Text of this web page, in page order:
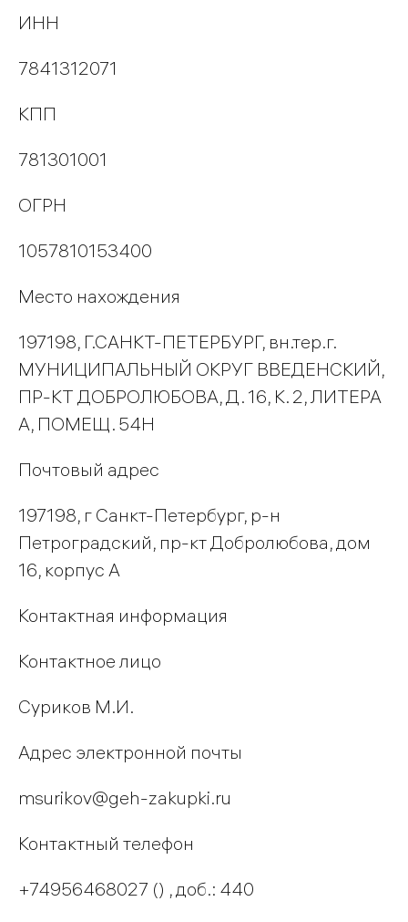
ИНН
7841312071
КПП
781301001
ОГРН
1057810153400
Место нахождения
197198, Г.САНКТ-ПЕТЕРБУРГ, вн.тер.г.
МУНИЦИПАЛЬНЫЙ ОКРУГ ВВЕДЕНСКИЙ,
ПР-КТ ДОБРОЛЮБОВА, Д. 16, К. 2, ЛИТЕРА
А, ПОМЕЩ. 54Н
Почтовый адрес
197198, г Санкт-Петербург, р-н
Петроградский, пр-кт Добролюбова, дом
16, корпус А
Контактная информация
Контактное лицо
Суриков М.И.
Адрес электронной почты
msurikov@geh-zakupki.ru
Контактный телефон
+74956468027 () , доб.: 440